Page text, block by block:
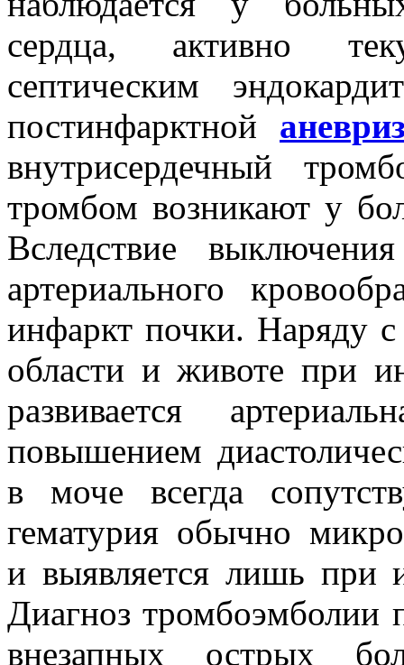
сердца, активно
септическим
постинфарктной
внутрисердечный
тромбом возникают у
Вследствие
артериального
инфаркт почки. Наряду
области и животе при
развивается
повышением
в моче всегда
гематурия обычно
и выявляется лишь при
Диагноз тромбоэмболии
внезапных острых